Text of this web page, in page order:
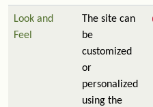
Look and
Feel
The site can
be
customized
or
personalized
using the